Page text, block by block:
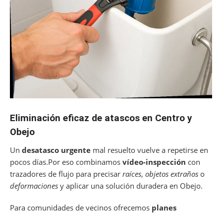
Eliminación eficaz de atascos en Centro y
Obejo
Un desatasco urgente mal resuelto vuelve a repetirse en
pocos días.Por eso combinamos vídeo-inspección con
trazadores de flujo para precisar raíces, objetos extraños o
deformaciones y aplicar una solución duradera en Obejo.
Para comunidades de vecinos ofrecemos planes